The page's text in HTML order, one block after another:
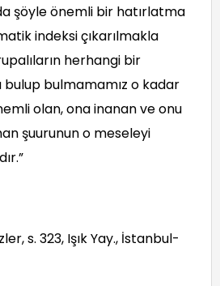
şöyle önemli bir hatırlatma
indeksi çıkarılmakla
herhangi bir
bulup bulmamamız o kadar
olan, ona inanan ve onu
şuurunun o meseleyi
s. 323, Işık Yay., İstanbul-